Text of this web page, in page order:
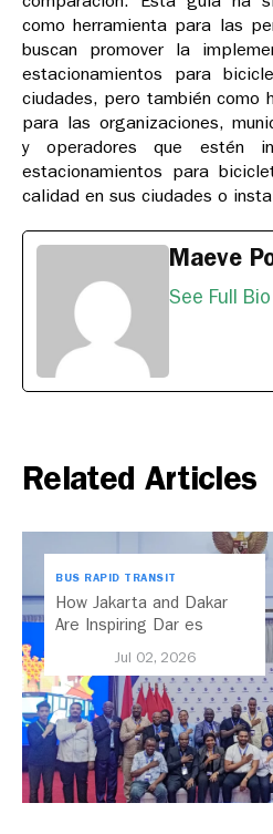
como herramienta para las
buscan promover la
estacionamientos para
ciudades, pero también como
para las organizaciones,
y operadores que estén
estacionamientos para
calidad en sus ciudades o
Maeve
See Full Bio
Related Articles
BUS RAPID TRANSIT
How Jakarta and Dakar
Are Inspiring Dar es
Jul 02, 2026